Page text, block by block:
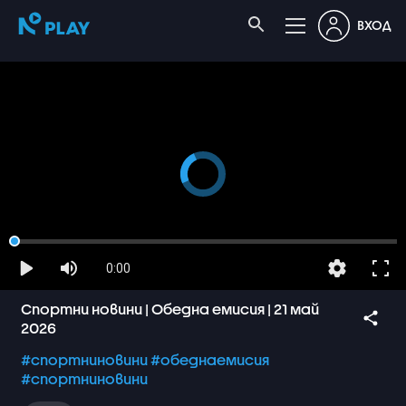
ВХОД
0:00
Спортни новини | Обедна емисия | 21 май
2026
#спортниновини#обеднаемисия
#спортниновини